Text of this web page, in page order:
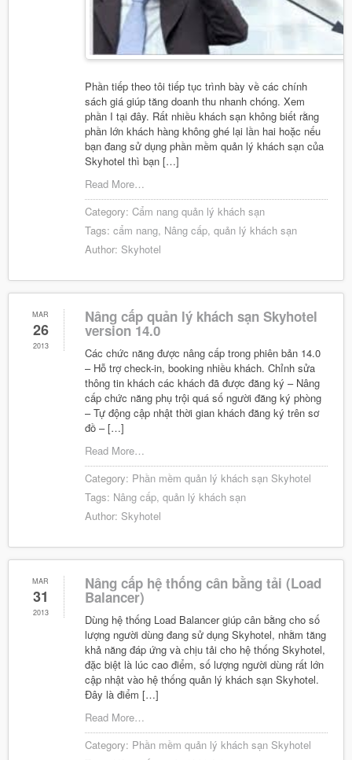
Phần tiếp theo tôi tiếp tục trình bày về các chính
sách giá giúp tăng doanh thu nhanh chóng. Xem
phần I tại đây. Rất nhiều khách sạn không biết rằng
phần lớn khách hàng không ghé lại lần hai hoặc nếu
bạn đang sử dụng phần mềm quản lý khách sạn của
Skyhotel thì bạn […]
Read More…
Category:Cẩm nang quản lý khách sạn
Tags:cẩm nang, Nâng cấp,quản lý khách sạn
Author:Skyhotel
MAR
26
2013
Nâng cấp quản lý khách sạn Skyhotel
version 14.0
Các chức năng được nâng cấp trong phiên bản 14.0
– Hỗ trợ check-in, booking nhiều khách. Chỉnh sửa
thông tin khách các khách đã được đăng ký – Nâng
cấp chức năng phụ trội quá số người đăng ký phòng
– Tự động cập nhật thời gian khách đăng ký trên sơ
đồ – […]
Read More…
Category: Phần mềm quản lý khách sạn Skyhotel
Tags: Nâng cấp,quản lý khách sạn
Author:Skyhotel
MAR
31
2013
Nâng cấp hệ thống cân bằng tải (Load
Balancer)
Dùng hệ thống Load Balancer giúp cân bằng cho số
lượng người dùng đang sử dụng Skyhotel, nhằm tăng
khả năng đáp ứng và chịu tải cho hệ thống Skyhotel,
đặc biệt là lúc cao điểm, số lượng người dùng rất lớn
cập nhật vào hệ thống quản lý khách sạn Skyhotel.
Đây là điểm […]
Read More…
Category: Phần mềm quản lý khách sạn Skyhotel